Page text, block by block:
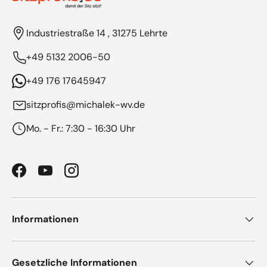
Industriestraße 14 , 31275 Lehrte
+49 5132 2006-50
+49 176 17645947
sitzprofis@michalek-wv.de
Mo. - Fr.: 7:30 - 16:30 Uhr
FacebookYouTubeInstagram
Informationen
Gesetzliche Informationen